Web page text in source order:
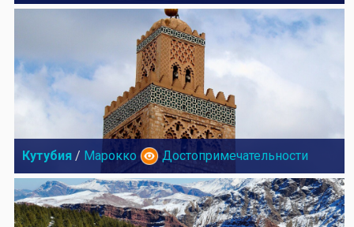
Кутубия / Марокко Достопримечательности